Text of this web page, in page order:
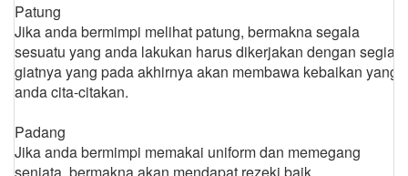
Patung
Jika anda bermimpi melihat patung, bermakna segala
sesuatu yang anda lakukan harus dikerjakan dengan segiat-
giatnya yang pada akhirnya akan membawa kebaikan yang
anda cita-citakan.
Padang
Jika anda bermimpi memakai uniform dan memegang